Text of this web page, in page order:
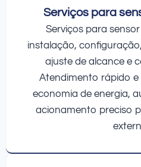
Serviços para
Serviços para
instalação,
ajuste de alcance e
Atendimento rápido
economia de energia,
acionamento preciso